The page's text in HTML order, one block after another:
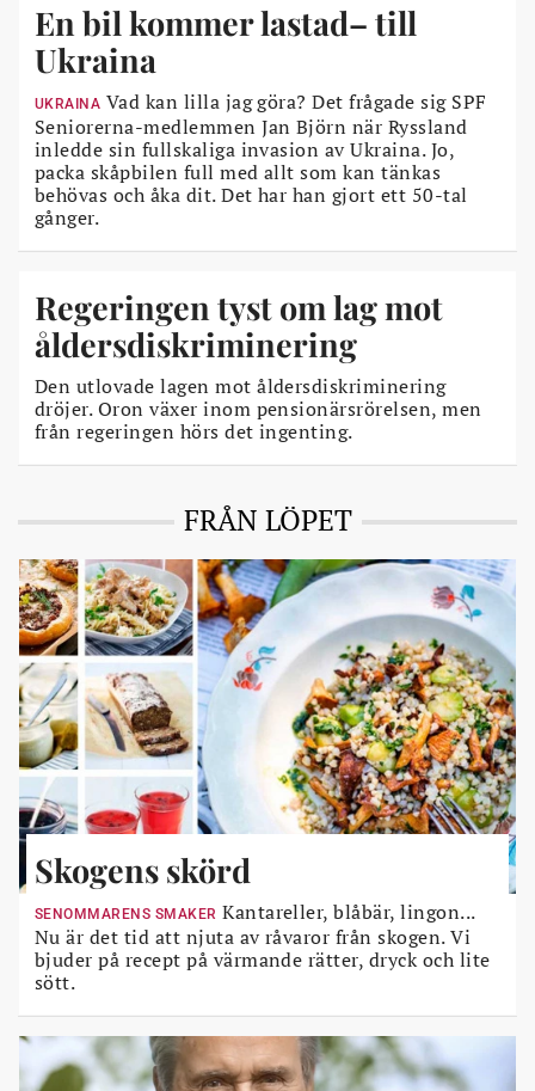
En bil kommer lastad– till
Ukraina
UKRAINA Vad kan lilla jag göra? Det frågade sig SPF
Seniorerna-medlemmen Jan Björn när Ryssland
inledde sin fullskaliga invasion av Ukraina. Jo,
packa skåpbilen full med allt som kan tänkas
behövas och åka dit. Det har han gjort ett 50-tal
gånger.
Regeringen tyst om lag mot
åldersdiskriminering
Den utlovade lagen mot åldersdiskriminering
dröjer. Oron växer inom pensionärsrörelsen, men
från regeringen hörs det ingenting.
FRÅN LÖPET
Skogens skörd
SENOMMARENS SMAKER Kantareller, blåbär, lingon...
Nu är det tid att njuta av råvaror från skogen. Vi
bjuder på recept på värmande rätter, dryck och lite
sött.